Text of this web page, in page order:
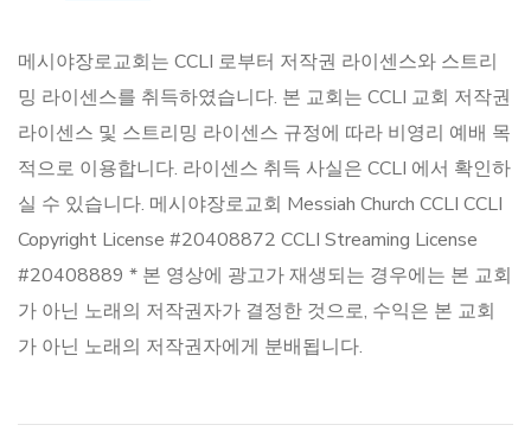
메시야장로교회는 CCLI 로부터 저작권 라이센스와 스트리
밍 라이센스를 취득하였습니다. 본 교회는 CCLI 교회 저작권
라이센스 및 스트리밍 라이센스 규정에 따라 비영리 예배 목
적으로 이용합니다. 라이센스 취득 사실은 CCLI 에서 확인하
실 수 있습니다. 메시야장로교회 Messiah Church CCLI CCLI
Copyright License #20408872 CCLI Streaming License
#20408889 * 본 영상에 광고가 재생되는 경우에는 본 교회
가 아닌 노래의 저작권자가 결정한 것으로, 수익은 본 교회
가 아닌 노래의 저작권자에게 분배됩니다.